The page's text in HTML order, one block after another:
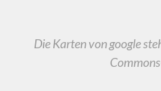
Die Karten von google